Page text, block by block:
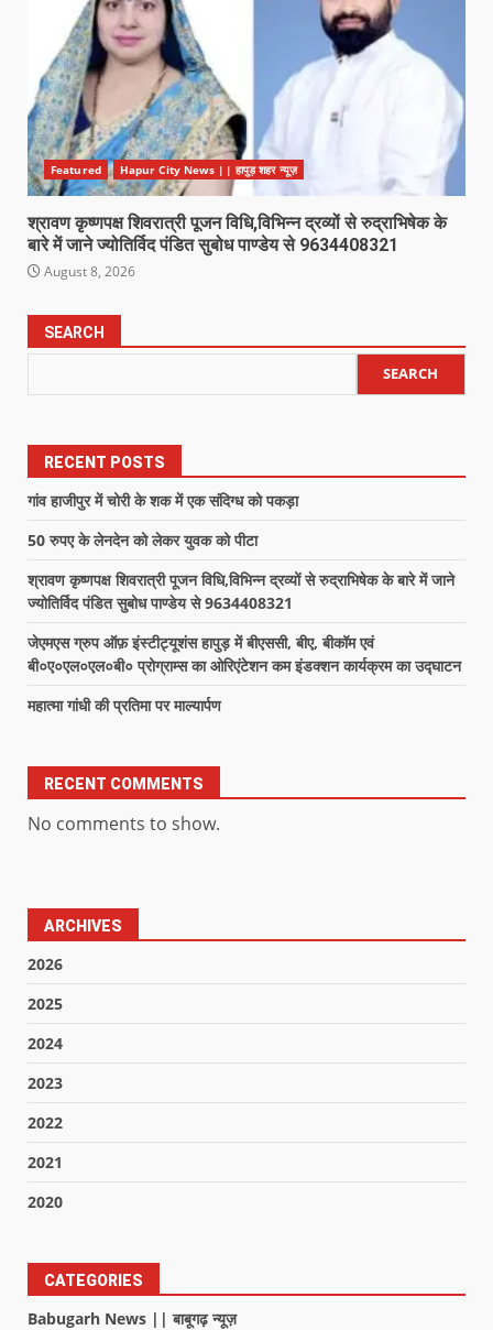
Featured Hapur City News || हापुड़ शहर न्यूज़
श्रावण कृष्णपक्ष शिवरात्री पूजन विधि,विभिन्न द्रव्यों से रुद्राभिषेक के
बारे में जाने ज्योतिर्विद पंडित सुबोध पाण्डेय से 9634408321
August 8, 2026
SEARCH
SEARCH
RECENT POSTS
गांव हाजीपुर में चोरी के शक में एक संदिग्ध को पकड़ा
50 रुपए के लेनदेन को लेकर युवक को पीटा
श्रावण कृष्णपक्ष शिवरात्री पूजन विधि,विभिन्न द्रव्यों से रुद्राभिषेक के बारे में जाने
ज्योतिर्विद पंडित सुबोध पाण्डेय से 9634408321
जेएमएस ग्रुप ऑफ़ इंस्टीट्यूशंस हापुड़ में बीएससी, बीए, बीकॉम एवं
बी०ए०एल०एल०बी० प्रोग्राम्स का ओरिएंटेशन कम इंडक्शन कार्यक्रम का उद्घाटन
महात्मा गांधी की प्रतिमा पर माल्यार्पण
RECENT COMMENTS
No comments to show.
ARCHIVES
2026
2025
2024
2023
2022
2021
2020
CATEGORIES
Babugarh News || बाबूगढ़ न्यूज़